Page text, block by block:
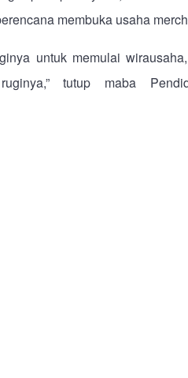
membuka usaha
untuk memulai
tutup maba